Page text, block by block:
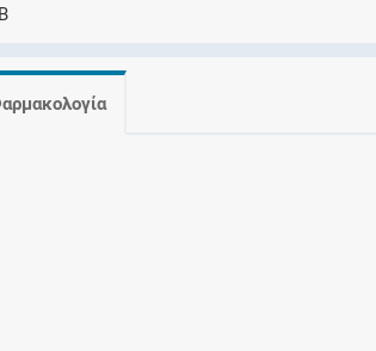
για αντενδείξεις και